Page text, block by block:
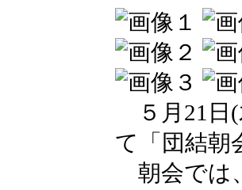
５月21日(
て「団結朝
朝会では